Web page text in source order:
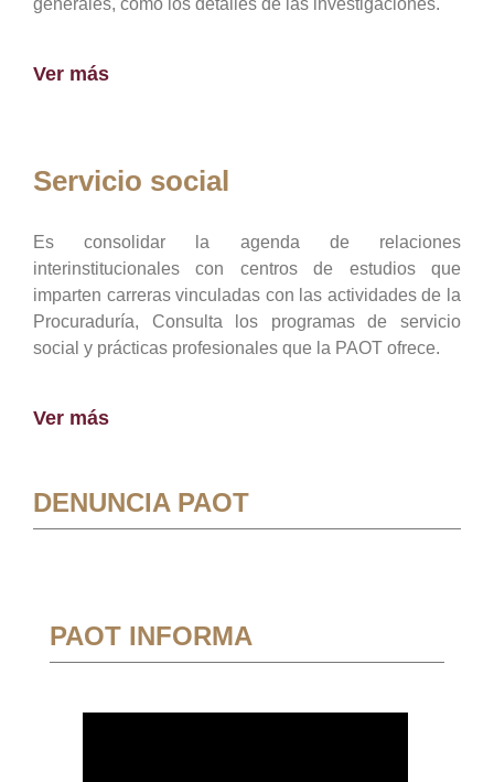
generales, como los detalles de las investigaciones.
Ver más
Servicio social
Es consolidar la agenda de relaciones
interinstitucionales con centros de estudios que
imparten carreras vinculadas con las actividades de la
Procuraduría, Consulta los programas de servicio
social y prácticas profesionales que la PAOT ofrece.
Ver más
DENUNCIA PAOT
PAOT INFORMA